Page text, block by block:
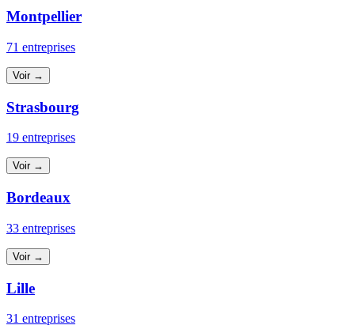
Montpellier
71 entreprises
Voir →
Strasbourg
19 entreprises
Voir →
Bordeaux
33 entreprises
Voir →
Lille
31 entreprises